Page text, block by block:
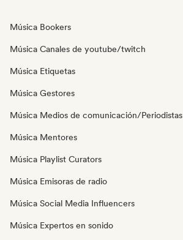
Música Bookers
Música Canales de youtube/twitch
Música Etiquetas
Música Gestores
Música Medios de comunicación/Periodistas
Música Mentores
Música Playlist Curators
Música Emisoras de radio
Música Social Media Influencers
Música Expertos en sonido